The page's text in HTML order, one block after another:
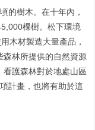
的樹木。在十年內，
棵樹。松下環境
木材製造大量產品，
森林所提供的自然資源
看護森林對於地處山區
計畫，也將有助於這